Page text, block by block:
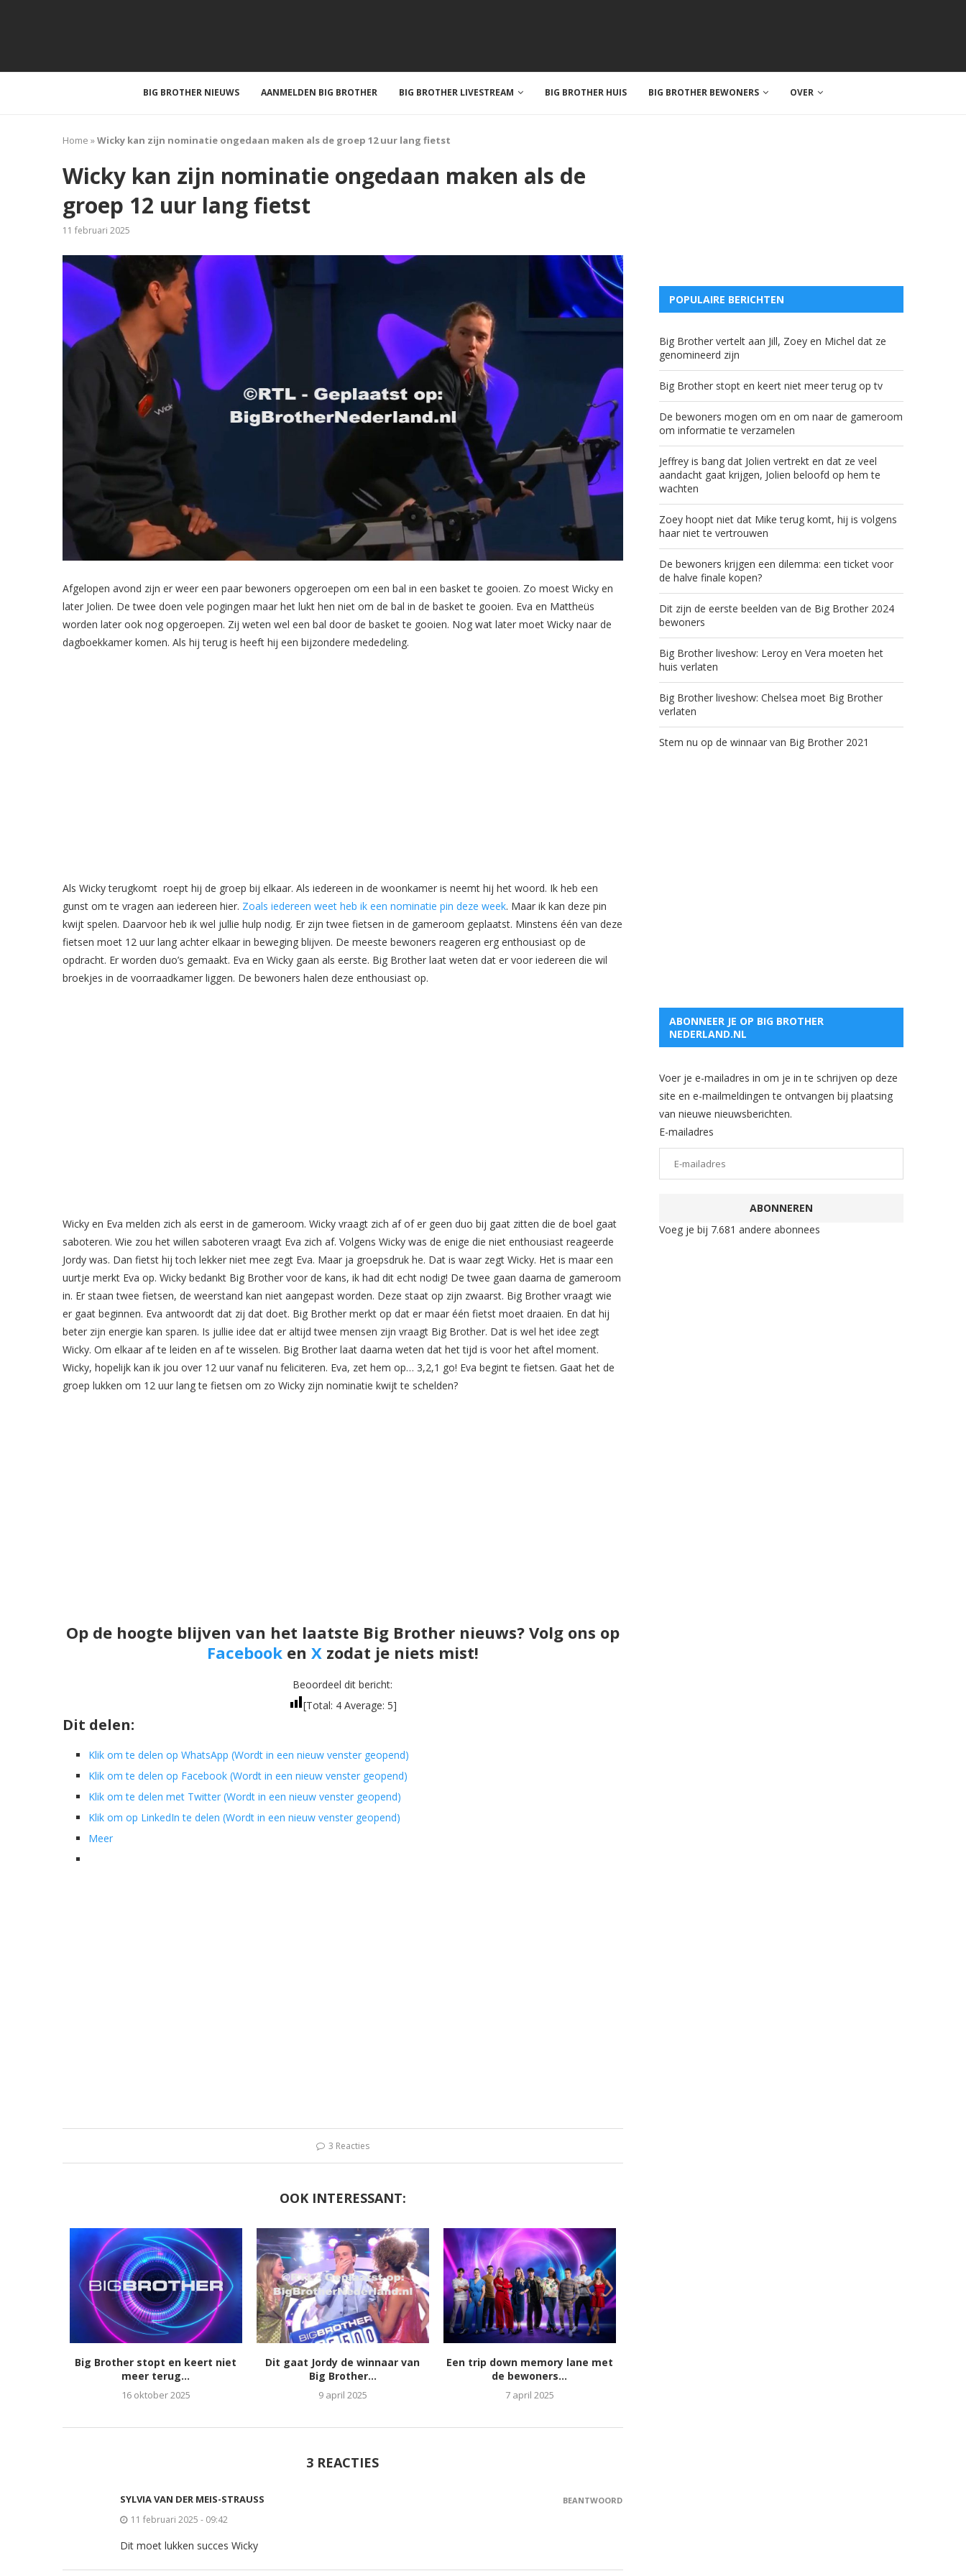
BIG BROTHER NIEUWS AANMELDEN BIG BROTHER BIG BROTHER LIVESTREAM BIG BROTHER HUIS BIG BROTHER BEWONERS OVER
Home »Wicky kan zijn nominatie ongedaan maken als de groep 12 uur lang fietst
Wicky kan zijn nominatie ongedaan maken als de
groep 12 uur lang fietst
11 februari 2025
Afgelopen avond zijn er weer een paar bewoners opgeroepen om een bal in een basket te gooien. Zo moest Wicky en
later Jolien. De twee doen vele pogingen maar het lukt hen niet om de bal in de basket te gooien. Eva en Mattheüs
worden later ook nog opgeroepen. Zij weten wel een bal door de basket te gooien. Nog wat later moet Wicky naar de
dagboekkamer komen. Als hij terug is heeft hij een bijzondere mededeling.
Als Wicky terugkomt roept hij de groep bij elkaar. Als iedereen in de woonkamer is neemt hij het woord. Ik heb een
gunst om te vragen aan iedereen hier. Zoals iedereen weet heb ik een nominatie pin deze week. Maar ik kan deze pin
kwijt spelen. Daarvoor heb ik wel jullie hulp nodig. Er zijn twee fietsen in de gameroom geplaatst. Minstens één van deze
fietsen moet 12 uur lang achter elkaar in beweging blijven. De meeste bewoners reageren erg enthousiast op de
opdracht. Er worden duo’s gemaakt. Eva en Wicky gaan als eerste. Big Brother laat weten dat er voor iedereen die wil
broekjes in de voorraadkamer liggen. De bewoners halen deze enthousiast op.
Wicky en Eva melden zich als eerst in de gameroom. Wicky vraagt zich af of er geen duo bij gaat zitten die de boel gaat
saboteren. Wie zou het willen saboteren vraagt Eva zich af. Volgens Wicky was de enige die niet enthousiast reageerde
Jordy was. Dan fietst hij toch lekker niet mee zegt Eva. Maar ja groepsdruk he. Dat is waar zegt Wicky. Het is maar een
uurtje merkt Eva op. Wicky bedankt Big Brother voor de kans, ik had dit echt nodig! De twee gaan daarna de gameroom
in. Er staan twee fietsen, de weerstand kan niet aangepast worden. Deze staat op zijn zwaarst. Big Brother vraagt wie
er gaat beginnen. Eva antwoordt dat zij dat doet. Big Brother merkt op dat er maar één fietst moet draaien. En dat hij
beter zijn energie kan sparen. Is jullie idee dat er altijd twee mensen zijn vraagt Big Brother. Dat is wel het idee zegt
Wicky. Om elkaar af te leiden en af te wisselen. Big Brother laat daarna weten dat het tijd is voor het aftel moment.
Wicky, hopelijk kan ik jou over 12 uur vanaf nu feliciteren. Eva, zet hem op… 3,2,1 go! Eva begint te fietsen. Gaat het de
groep lukken om 12 uur lang te fietsen om zo Wicky zijn nominatie kwijt te schelden?
Op de hoogte blijven van het laatste Big Brother nieuws? Volg ons op
Facebooken Xzodat je niets mist!
Beoordeel dit bericht:
[Total: 4Average: 5]
Dit delen:
Klik om te delen op WhatsApp (Wordt in een nieuw venster geopend)
Klik om te delen op Facebook (Wordt in een nieuw venster geopend)
Klik om te delen met Twitter (Wordt in een nieuw venster geopend)
Klik om op LinkedIn te delen (Wordt in een nieuw venster geopend)
Meer
3 Reacties
OOK INTERESSANT:
Big Brother stopt en keert niet
meer terug...
16 oktober 2025
Dit gaat Jordy de winnaar van
Big Brother...
9 april 2025
Een trip down memory lane met
de bewoners...
7 april 2025
3 REACTIES
SYLVIA VAN DER MEIS-STRAUSS
11 februari 2025 - 09:42
Dit moet lukken succes Wicky
BEANTWOORD
POPULAIRE BERICHTEN
Big Brother vertelt aan Jill, Zoey en Michel dat ze
genomineerd zijn
Big Brother stopt en keert niet meer terug op tv
De bewoners mogen om en om naar de gameroom
om informatie te verzamelen
Jeffrey is bang dat Jolien vertrekt en dat ze veel
aandacht gaat krijgen, Jolien beloofd op hem te
wachten
Zoey hoopt niet dat Mike terug komt, hij is volgens
haar niet te vertrouwen
De bewoners krijgen een dilemma: een ticket voor
de halve finale kopen?
Dit zijn de eerste beelden van de Big Brother 2024
bewoners
Big Brother liveshow: Leroy en Vera moeten het
huis verlaten
Big Brother liveshow: Chelsea moet Big Brother
verlaten
Stem nu op de winnaar van Big Brother 2021
ABONNEER JE OP BIG BROTHER
NEDERLAND.NL
Voer je e-mailadres in om je in te schrijven op deze
site en e-mailmeldingen te ontvangen bij plaatsing
van nieuwe nieuwsberichten.
E-mailadres
ABONNEREN
Voeg je bij 7.681 andere abonnees